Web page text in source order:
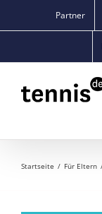
Partner
Startseite Für Eltern